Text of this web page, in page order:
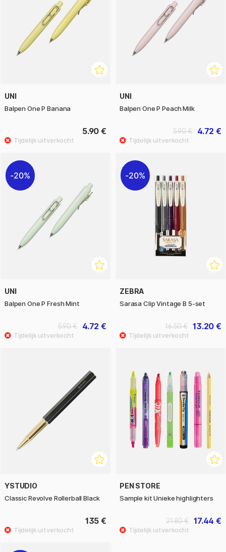
UNI
Balpen One P Banana
5.90 €
UNI
Balpen One P Peach Milk
4.72 €
5.90 €
20%
UNI
Balpen One P Fresh Mint
4.72 €
5.90 €
20%
ZEBRA
Sarasa Clip Vintage B 5-set
13.20 €
16.50 €
YSTUDIO
Classic Revolve Rollerball Black
135 €
PEN STORE
Sample kit Unieke highlighters
17.44 €
21.80 €